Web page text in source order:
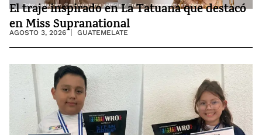
El traje inspirado en La Tatuana que destacó
en Miss Supranational
AGOSTO 3, 2026 GUATEMELATE